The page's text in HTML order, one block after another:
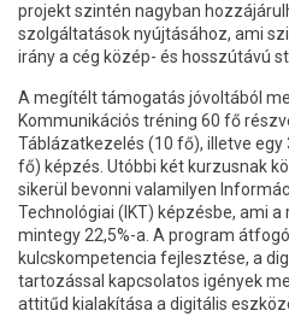
projekt szintén nagyban
szolgáltatások nyújtásához, ami
irány a cég közép- és hosszútávú
A megítélt támogatás jóvoltából
Kommunikációs tréning 60 fő
Táblázatkezelés (10 fő), illetve
fő) képzés. Utóbbi két kurzusnak
sikerül bevonni valamilyen
Technológiai (IKT) képzésbe, ami
mintegy 22,5%-a. A program
kulcskompetencia fejlesztése, a
tartozással kapcsolatos igények
attitűd kialakítása a digitális